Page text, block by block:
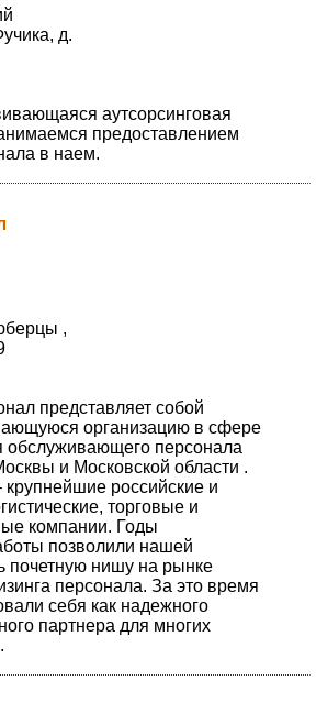
д.
аутсорсинговая
предоставлением
в наем.
,
представляет собой
организацию в сфере
обслуживающего персонала
и Московской области .
российские и
торговые и
компании. Годы
позволили нашей
почетную нишу на рынке
персонала. За это время
себя как надежного
партнера для многих